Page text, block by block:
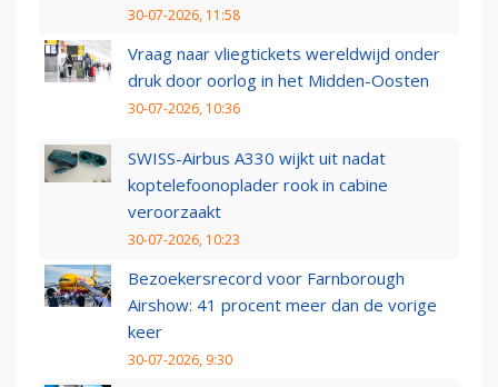
30-07-2026, 11:58
Vraag naar vliegtickets wereldwijd onder
druk door oorlog in het Midden-Oosten
30-07-2026, 10:36
SWISS-Airbus A330 wijkt uit nadat
koptelefoonoplader rook in cabine
veroorzaakt
30-07-2026, 10:23
Bezoekersrecord voor Farnborough
Airshow: 41 procent meer dan de vorige
keer
30-07-2026, 9:30